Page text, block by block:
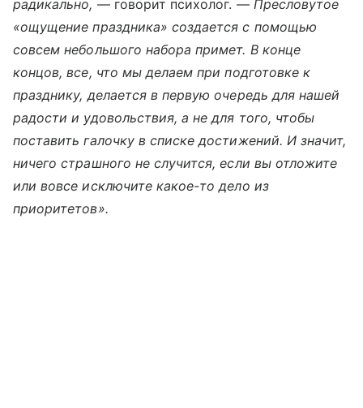
радикально, — говорит психолог. — Пресловутое
«ощущение праздника» создается с помощью
совсем небольшого набора примет. В конце
концов, все, что мы делаем при подготовке к
празднику, делается в первую очередь для нашей
радости и удовольствия, а не для того, чтобы
поставить галочку в списке достижений. И значит,
ничего страшного не случится, если вы отложите
или вовсе исключите какое-то дело из
приоритетов».